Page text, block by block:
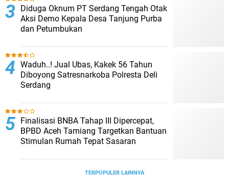
Diduga Oknum PT Serdang Tengah Otak
Aksi Demo Kepala Desa Tanjung Purba
dan Petumbukan
Waduh..! Jual Ubas, Kakek 56 Tahun
Diboyong Satresnarkoba Polresta Deli
Serdang
Finalisasi BNBA Tahap III Dipercepat,
BPBD Aceh Tamiang Targetkan Bantuan
Stimulan Rumah Tepat Sasaran
TERPOPULER LAINNYA